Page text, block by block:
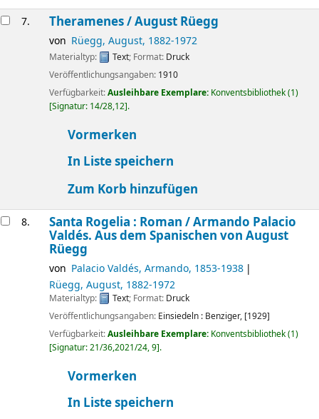
7. Theramenes /August Rüegg
von Rüegg, August, 1882-1972
Materialtyp: Text; Format: Druck
Veröffentlichungsangaben: 1910
Verfügbarkeit:Ausleihbare Exemplare: Konventsbibliothek(1)
Signatur: 14/28,12 .
Vormerken
In Liste speichern
Zum Korb hinzufügen
8. Santa Rogelia : Roman /Armando Palacio
Valdés. Aus dem Spanischen von August
Rüegg
von Palacio Valdés, Armando, 1853-1938
Rüegg, August, 1882-1972
Materialtyp: Text; Format: Druck
Veröffentlichungsangaben: Einsiedeln : Benziger, [1929]
Verfügbarkeit:Ausleihbare Exemplare: Konventsbibliothek(1)
Signatur:21/36,2021/24, 9 .
Vormerken
In Liste speichern